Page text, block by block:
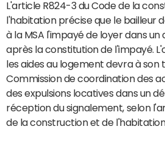
L'article R824-3 du Code de la
l'habitation précise que le bailleur
à la MSA l'impayé de loyer dans un
après la constitution de l'impayé.
les aides au logement devra à son
Commission de coordination des
des expulsions locatives dans un
réception du signalement, selon
de la construction et de